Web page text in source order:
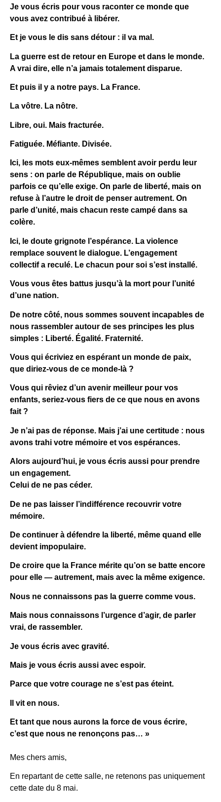
Je vous écris pour vous raconter ce monde que
vous avez contribué à libérer.
Et je vous le dis sans détour : il va mal.
La guerre est de retour en Europe et dans le monde.
A vrai dire, elle n’a jamais totalement disparue.
Et puis il y a notre pays. La France.
La vôtre. La nôtre.
Libre, oui. Mais fracturée.
Fatiguée. Méfiante. Divisée.
Ici, les mots eux-mêmes semblent avoir perdu leur
sens : on parle de République, mais on oublie
parfois ce qu’elle exige. On parle de liberté, mais on
refuse à l’autre le droit de penser autrement. On
parle d’unité, mais chacun reste campé dans sa
colère.
Ici, le doute grignote l’espérance. La violence
remplace souvent le dialogue. L’engagement
collectif a reculé. Le chacun pour soi s’est installé.
Vous vous êtes battus jusqu’à la mort pour l’unité
d’une nation.
De notre côté, nous sommes souvent incapables de
nous rassembler autour de ses principes les plus
simples : Liberté. Égalité. Fraternité.
Vous qui écriviez en espérant un monde de paix,
que diriez-vous de ce monde-là ?
Vous qui rêviez d’un avenir meilleur pour vos
enfants, seriez-vous fiers de ce que nous en avons
fait ?
Je n’ai pas de réponse. Mais j’ai une certitude : nous
avons trahi votre mémoire et vos espérances.
Alors aujourd’hui, je vous écris aussi pour prendre
un engagement.
Celui de ne pas céder.
De ne pas laisser l’indifférence recouvrir votre
mémoire.
De continuer à défendre la liberté, même quand elle
devient impopulaire.
De croire que la France mérite qu’on se batte encore
pour elle — autrement, mais avec la même exigence.
Nous ne connaissons pas la guerre comme vous.
Mais nous connaissons l’urgence d’agir, de parler
vrai, de rassembler.
Je vous écris avec gravité.
Mais je vous écris aussi avec espoir.
Parce que votre courage ne s’est pas éteint.
Il vit en nous.
Et tant que nous aurons la force de vous écrire,
c’est que nous ne renonçons pas… »
Mes chers amis,
En repartant de cette salle, ne retenons pas uniquement
cette date du 8 mai.